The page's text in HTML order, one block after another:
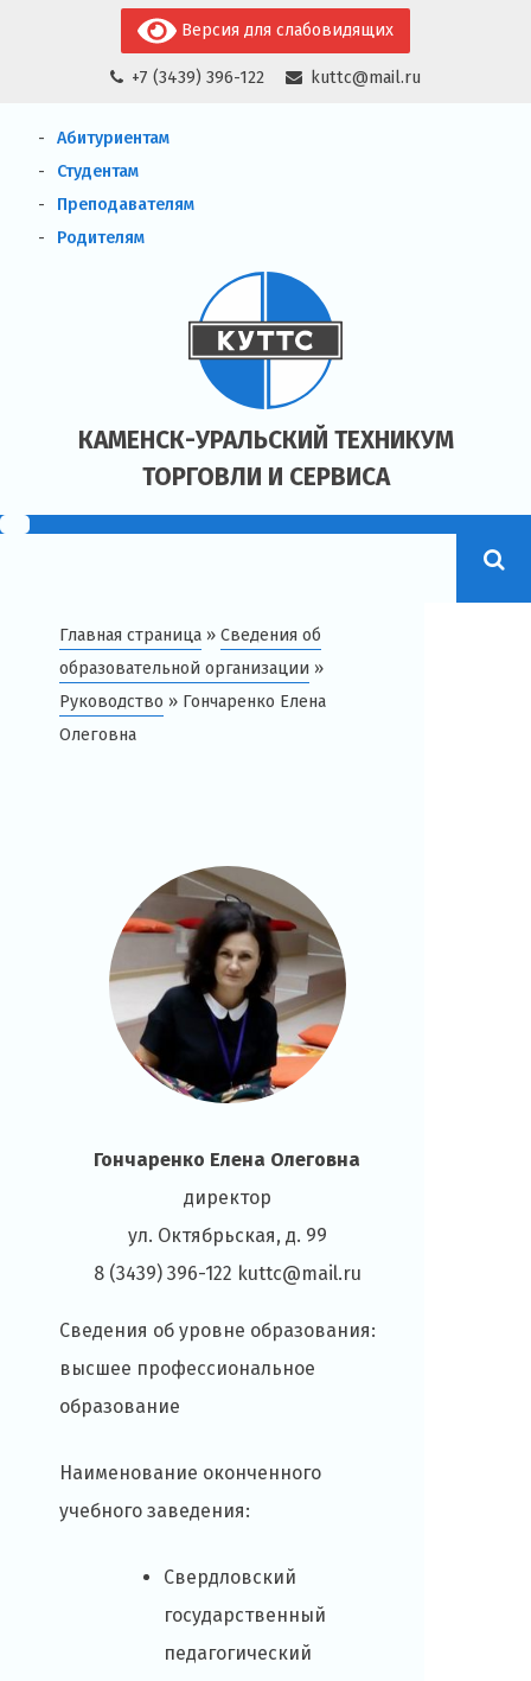
+7 (3439) 396-122 kuttc@mail.ru
Версия для слабовидящих
КАМЕНСК-УРАЛЬСКИЙ ТЕХНИКУМ
ТОРГОВЛИ И СЕРВИСА
Абитуриентам
Студентам
Преподавателям
Родителям
Главная страница » Сведения об
образовательной организации »
Руководство » Гончаренко Елена
Олеговна
Гончаренко Елена Олеговна
директор
ул. Октябрьская, д. 99
8 (3439) 396-122 kuttc@mail.ru
Сведения об уровне образования:
высшее профессиональное
образование
Наименование оконченного
учебного заведения:
Свердловский
государственный
педагогический